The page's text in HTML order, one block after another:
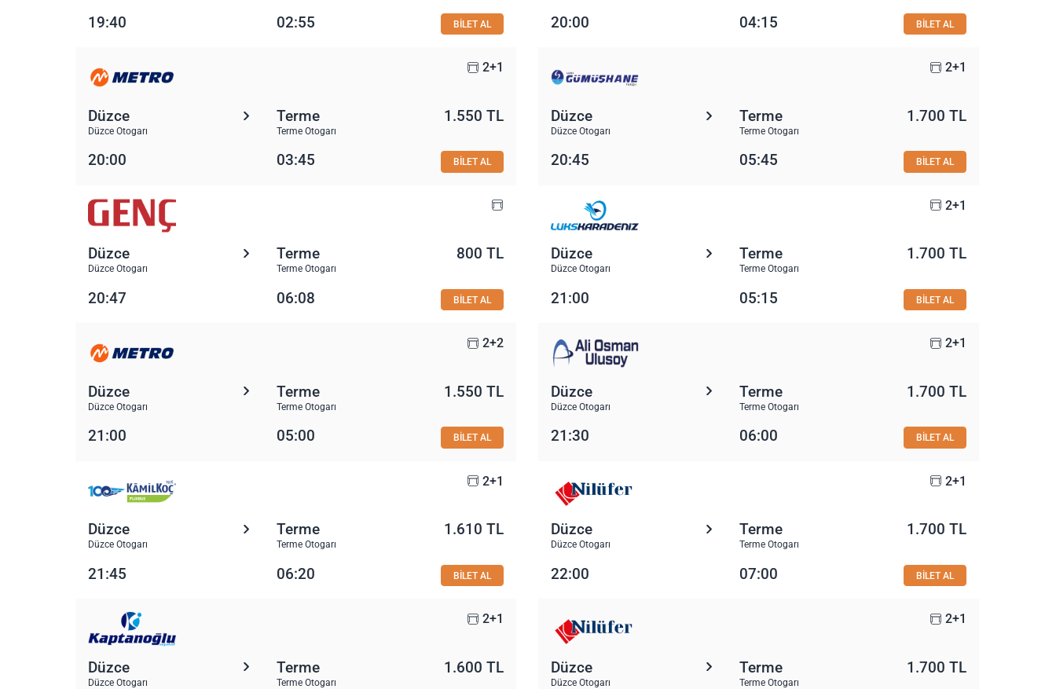
19:40 02:55 BİLET AL 20:00 04:15 BİLET AL
2+1
Düzce
Düzce Otogarı
Terme
Terme Otogarı
1.550 TL
20:00 03:45 BİLET AL
2+1
Düzce
Düzce Otogarı
Terme
Terme Otogarı
1.700 TL
20:45 05:45 BİLET AL
Düzce
Düzce Otogarı
Terme
Terme Otogarı
800 TL
20:47 06:08 BİLET AL
2+1
Düzce
Düzce Otogarı
Terme
Terme Otogarı
1.700 TL
21:00 05:15 BİLET AL
2+2
Düzce
Düzce Otogarı
Terme
Terme Otogarı
1.550 TL
21:00 05:00 BİLET AL
2+1
Düzce
Düzce Otogarı
Terme
Terme Otogarı
1.700 TL
21:30 06:00 BİLET AL
2+1
Düzce
Düzce Otogarı
Terme
Terme Otogarı
1.610 TL
21:45 06:20 BİLET AL
2+1
Düzce
Düzce Otogarı
Terme
Terme Otogarı
1.700 TL
22:00 07:00 BİLET AL
2+1
Düzce
Düzce Otogarı
Terme
Terme Otogarı
1.600 TL
2+1
Düzce
Düzce Otogarı
Terme
Terme Otogarı
1.700 TL